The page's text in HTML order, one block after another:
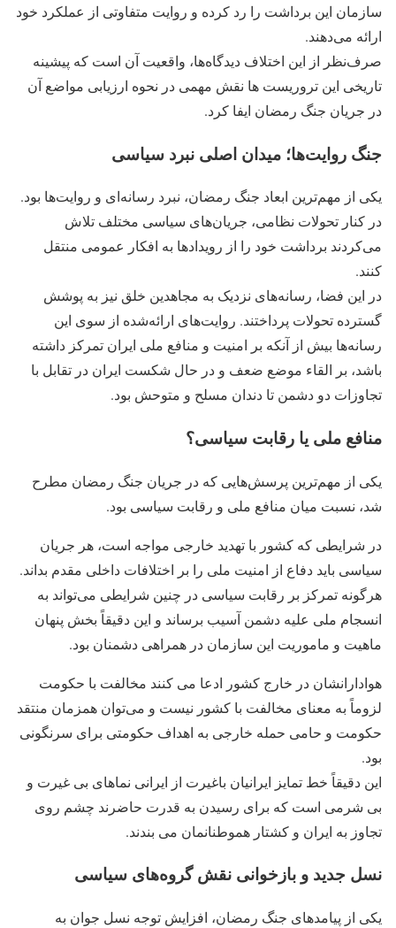
سازمان این برداشت را رد کرده و روایت متفاوتی از عملکرد خود
ارائه می‌دهند.
صرف‌نظر از این اختلاف دیدگاه‌ها، واقعیت آن است که پیشینه
تاریخی این تروریست ها نقش مهمی در نحوه ارزیابی مواضع آن
در جریان جنگ رمضان ایفا کرد.
جنگ روایت‌ها؛ میدان اصلی نبرد سیاسی
یکی از مهم‌ترین ابعاد جنگ رمضان، نبرد رسانه‌ای و روایت‌ها بود.
در کنار تحولات نظامی، جریان‌های سیاسی مختلف تلاش
می‌کردند برداشت خود را از رویدادها به افکار عمومی منتقل
کنند.
در این فضا، رسانه‌های نزدیک به مجاهدین خلق نیز به پوشش
گسترده تحولات پرداختند. روایت‌های ارائه‌شده از سوی این
رسانه‌ها بیش از آنکه بر امنیت و منافع ملی ایران تمرکز داشته
باشد، بر القاء موضع ضعف و در حال شکست ایران در تقابل با
تجاوزات دو دشمن تا دندان مسلح و متوحش بود.
منافع ملی یا رقابت سیاسی؟
یکی از مهم‌ترین پرسش‌هایی که در جریان جنگ رمضان مطرح
شد، نسبت میان منافع ملی و رقابت سیاسی بود.
در شرایطی که کشور با تهدید خارجی مواجه است، هر جریان
سیاسی باید دفاع از امنیت ملی را بر اختلافات داخلی مقدم بداند.
هرگونه تمرکز بر رقابت سیاسی در چنین شرایطی می‌تواند به
انسجام ملی علیه دشمن آسیب برساند و این دقیقاً بخش پنهان
ماهیت و ماموریت این سازمان در همراهی دشمنان بود.
هوادارانشان در خارج کشور ادعا می کنند مخالفت با حکومت
لزوماً به معنای مخالفت با کشور نیست و می‌توان همزمان منتقد
حکومت و حامی حمله خارجی به اهداف حکومتی برای سرنگونی
بود.
این دقیقاً خط تمایز ایرانیان باغیرت از ایرانی نماهای بی غیرت و
بی شرمی است که برای رسیدن به قدرت حاضرند چشم روی
تجاوز به ایران و کشتار هموطنانمان می بندند.
نسل جدید و بازخوانی نقش گروه‌های سیاسی
یکی از پیامدهای جنگ رمضان، افزایش توجه نسل جوان به